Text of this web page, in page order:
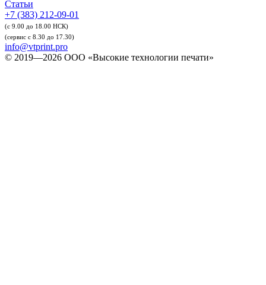
Статьи
+7 (383) 212-09-01
(с 9.00 до 18.00 НСК)
(сервис с 8.30 до 17.30)
info@vtprint.pro
© 2019—2026 ООО «Высокие технологии печати»